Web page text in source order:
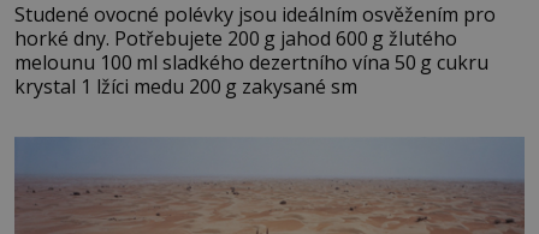
Studené ovocné polévky jsou ideálním osvěžením pro
horké dny. Potřebujete 200 g jahod 600 g žlutého
melounu 100 ml sladkého dezertního vína 50 g cukru
krystal 1 lžíci medu 200 g zakysané sm